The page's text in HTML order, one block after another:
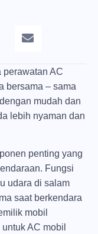
perawatan AC
bersama – sama
mudah dan
lebih nyaman dan
penting yang
Fungsi
udara di salam
saat berkendara
mobil
AC mobil